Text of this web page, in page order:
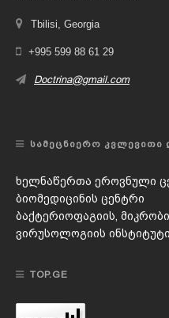
Tbilisi, Georgia
+995 599 88 61 29
Doctrina@gmail.com
ᲡᲐᲛᲔᲪᲜᲘᲔᲠᲝ ᲙᲕᲚᲔᲕᲘᲗᲘ
ხელნაწერთა ეროვნული
ბიომედიცინის ცენტრი
ბაქტერიოფაგიის,
ვირუსოლოგიის ინსტიტუტი
TOP.GE